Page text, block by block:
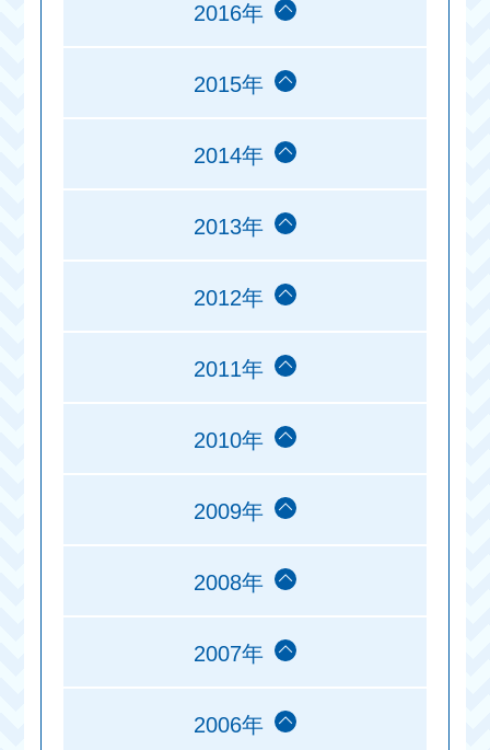
2016年
2015年
2014年
2013年
2012年
2011年
2010年
2009年
2008年
2007年
2006年